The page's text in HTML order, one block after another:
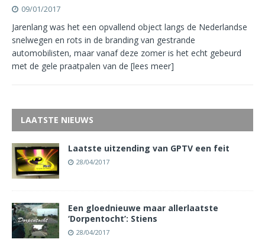
09/01/2017
Jarenlang was het een opvallend object langs de Nederlandse
snelwegen en rots in de branding van gestrande
automobilisten, maar vanaf deze zomer is het echt gebeurd
met de gele praatpalen van de [lees meer]
LAATSTE NIEUWS
Laatste uitzending van GPTV een feit
28/04/2017
Een gloednieuwe maar allerlaatste
‘Dorpentocht’: Stiens
28/04/2017